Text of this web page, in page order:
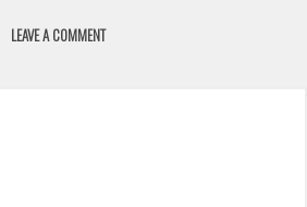
LEAVE A COMMENT